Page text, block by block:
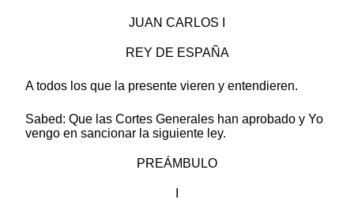
JUAN CARLOS I
REY DE ESPAÑA
A todos los que la presente vieren y entendieren.
Sabed: Que las Cortes Generales han aprobado y Yo
vengo en sancionar la siguiente ley.
PREÁMBULO